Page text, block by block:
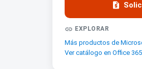

 EXPLORAR
Más productos de
Ver catálogo en Office